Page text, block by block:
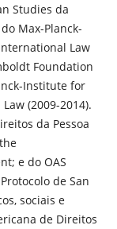
Studies da
Max-Planck-
Law
Foundation
Institute for
(2009-2014).
da Pessoa
e do OAS
de San
sociais e
de Direitos